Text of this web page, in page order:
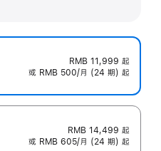
RMB 11,999 起
或 RMB 500/月 (24 期) 起
RMB 14,499 起
或 RMB 605/月 (24 期) 起